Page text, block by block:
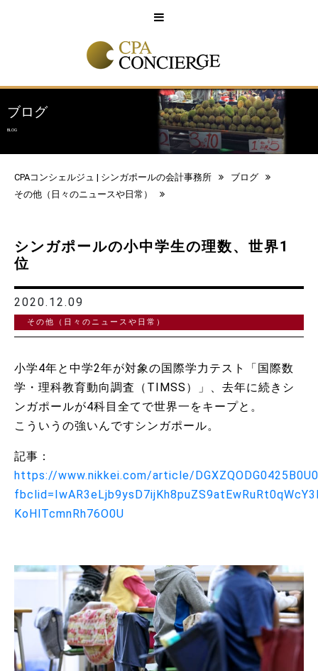
ブログ
BLOG
CPAコンシェルジュ | シンガポールの会計事務所
ブログ
その他（日々のニュースや日常）
シンガポールの小中学生の理数、世界1
位
2020.12.09
その他（日々のニュースや日常）
小学4年と中学2年が対象の国際学力テスト「国際数
学・理科教育動向調査（TIMSS）」、去年に続きシ
ンガポールが4科目全てで世界一をキープと。
こういうの強いんですシンガポール。
記事：
https://www.nikkei.com/article/
KoHlTcmnRh76O0U